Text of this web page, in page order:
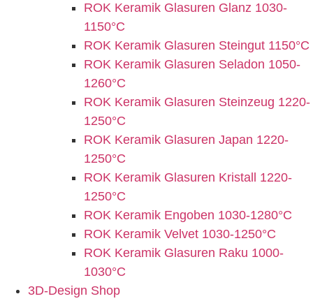
ROK Keramik Glasuren Glanz 1030-
1150°C
ROK Keramik Glasuren Steingut 1150°C
ROK Keramik Glasuren Seladon 1050-
1260°C
ROK Keramik Glasuren Steinzeug 1220-
1250°C
ROK Keramik Glasuren Japan 1220-
1250°C
ROK Keramik Glasuren Kristall 1220-
1250°C
ROK Keramik Engoben 1030-1280°C
ROK Keramik Velvet 1030-1250°C
ROK Keramik Glasuren Raku 1000-
1030°C
3D-Design Shop